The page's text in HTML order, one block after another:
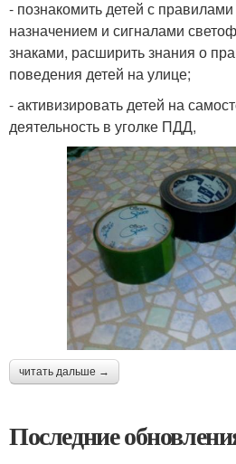
- познакомить детей с
назначением и сигналами
знаками, расширить знания о
поведения детей на улице;
- активизировать детей на
деятельность в уголке ПДД,
читать дальше →
Последние